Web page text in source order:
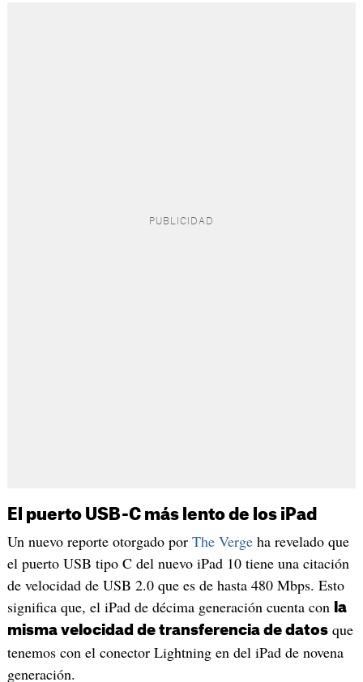
El puerto USB-C más lento de los iPad
Un nuevo reporte otorgado por The Vergeha revelado que
el puerto USB tipo C del nuevo iPad 10 tiene una citación
de velocidad de USB 2.0 que es de hasta 480 Mbps. Esto
significa que, el iPad de décima generación cuenta con la
misma velocidad de transferencia de datosque
tenemos con el conector Lightning en del iPad de novena
generación.